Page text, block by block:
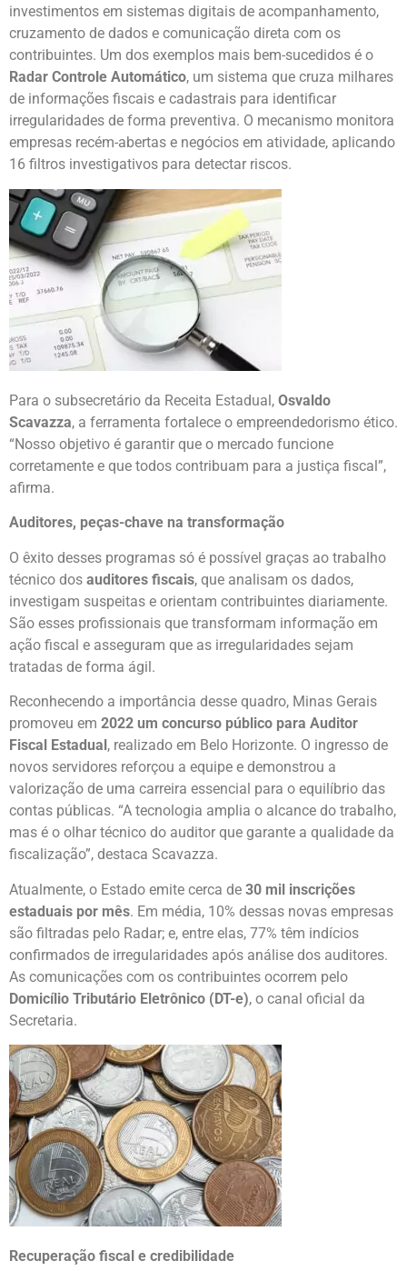
investimentos em sistemas digitais de acompanhamento,
cruzamento de dados e comunicação direta com os
contribuintes. Um dos exemplos mais bem-sucedidos é o
Radar Controle Automático, um sistema que cruza milhares
de informações fiscais e cadastrais para identificar
irregularidades de forma preventiva. O mecanismo monitora
empresas recém-abertas e negócios em atividade, aplicando
16 filtros investigativos para detectar riscos.
Para o subsecretário da Receita Estadual, Osvaldo
Scavazza, a ferramenta fortalece o empreendedorismo ético.
“Nosso objetivo é garantir que o mercado funcione
corretamente e que todos contribuam para a justiça fiscal”,
afirma.
Auditores, peças-chave na transformação
O êxito desses programas só é possível graças ao trabalho
técnico dos auditores fiscais, que analisam os dados,
investigam suspeitas e orientam contribuintes diariamente.
São esses profissionais que transformam informação em
ação fiscal e asseguram que as irregularidades sejam
tratadas de forma ágil.
Reconhecendo a importância desse quadro, Minas Gerais
promoveu em 2022 um concurso público para Auditor
Fiscal Estadual , realizado em Belo Horizonte. O ingresso de
novos servidores reforçou a equipe e demonstrou a
valorização de uma carreira essencial para o equilíbrio das
contas públicas. “A tecnologia amplia o alcance do trabalho,
mas é o olhar técnico do auditor que garante a qualidade da
fiscalização”, destaca Scavazza.
Atualmente, o Estado emite cerca de 30 mil inscrições
estaduais por mês. Em média, 10% dessas novas empresas
são filtradas pelo Radar; e, entre elas, 77% têm indícios
confirmados de irregularidades após análise dos auditores.
As comunicações com os contribuintes ocorrem pelo
Domicílio Tributário Eletrônico (DT-e), o canal oficial da
Secretaria.
Recuperação fiscal e credibilidade